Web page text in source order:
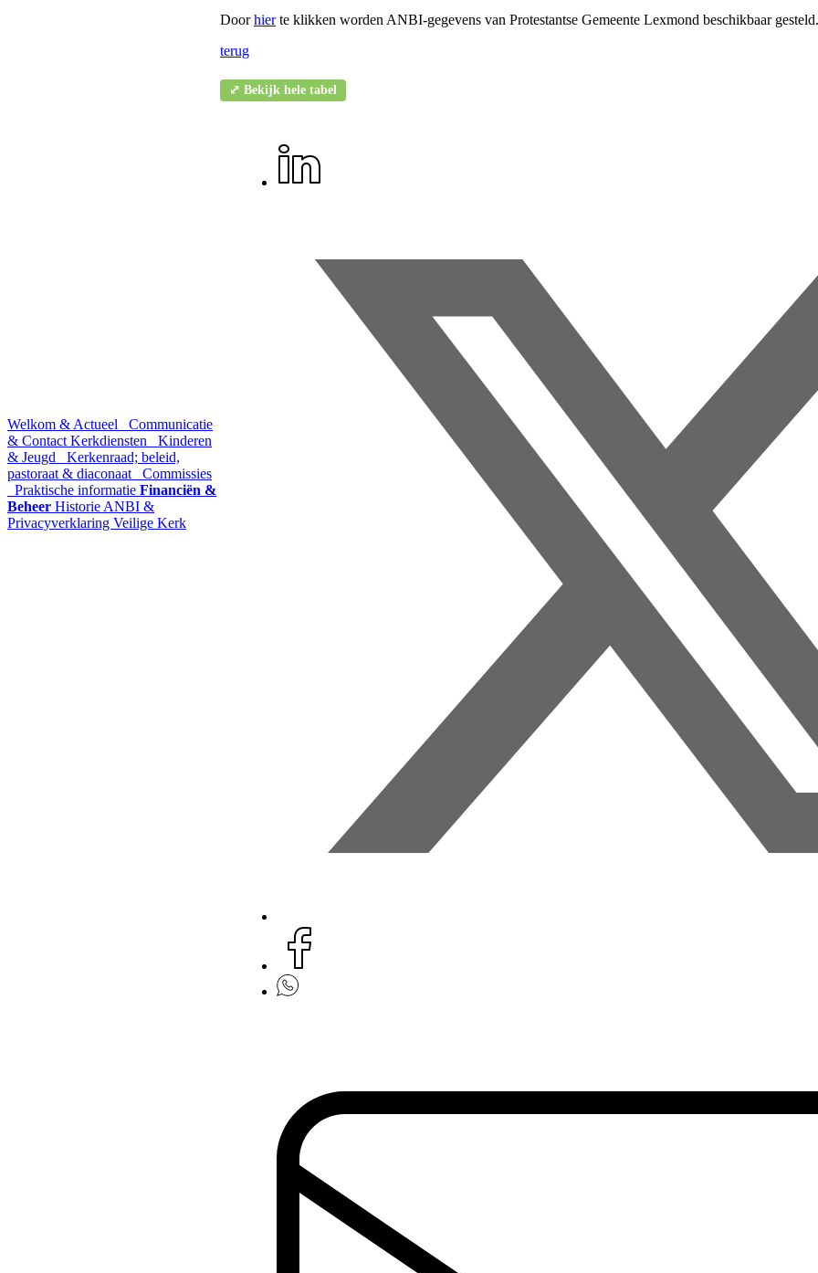
Welkom & Actueel
Communicatie
& Contact Kerkdiensten
Kinderen
& Jeugd
Kerkenraad; beleid,
pastoraat & diaconaat
Commissies
Praktische informatie Financiën &
Beheer Historie ANBI &
Privacyverklaring Veilige Kerk
Doorhierte klikken worden ANBI-gegevens van Protestantse Gemeente Lexmond beschikbaar gesteld.
terug
⤢ Bekijk hele tabel